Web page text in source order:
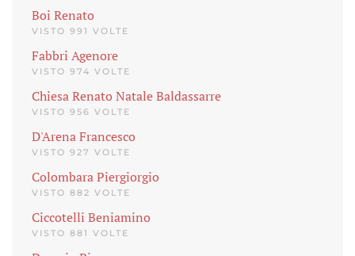
Boi Renato
VISTO 991 VOLTE
Fabbri Agenore
VISTO 974 VOLTE
Chiesa Renato Natale Baldassarre
VISTO 956 VOLTE
D'Arena Francesco
VISTO 927 VOLTE
Colombara Piergiorgio
VISTO 882 VOLTE
Ciccotelli Beniamino
VISTO 881 VOLTE